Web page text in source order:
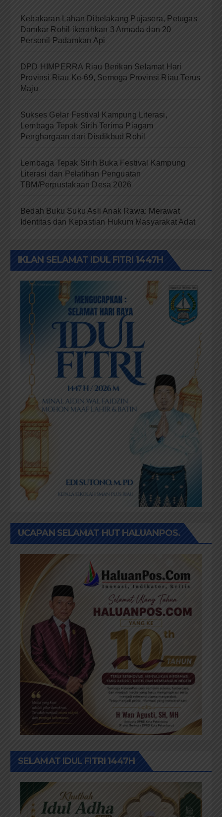
Kebakaran Lahan Dibelakang Pujasera, Petugas
Damkar Rohil ikerahkan 3 Armada dan 20
Personil Padamkan Api
DPD HIMPERRA Riau Berikan Selamat Hari
Provinsi Riau Ke-69, Semoga Provinsi Riau Terus
Maju
Sukses Gelar Festival Kampung Literasi,
Lembaga Tepak Sirih Terima Piagam
Penghargaan dari Disdikbud Rohil
Lembaga Tepak Sirih Buka Festival Kampung
Literasi dan Pelatihan Penguatan
TBM/Perpustakaan Desa 2026
Bedah Buku Suku Asli Anak Rawa: Merawat
Identitas dan Kepastian Hukum Masyarakat Adat
IKLAN SELAMAT IDUL FITRI 1447H
UCAPAN SELAMAT HUT HALUANPOS.
SELAMAT IDUL FITRI 1447H